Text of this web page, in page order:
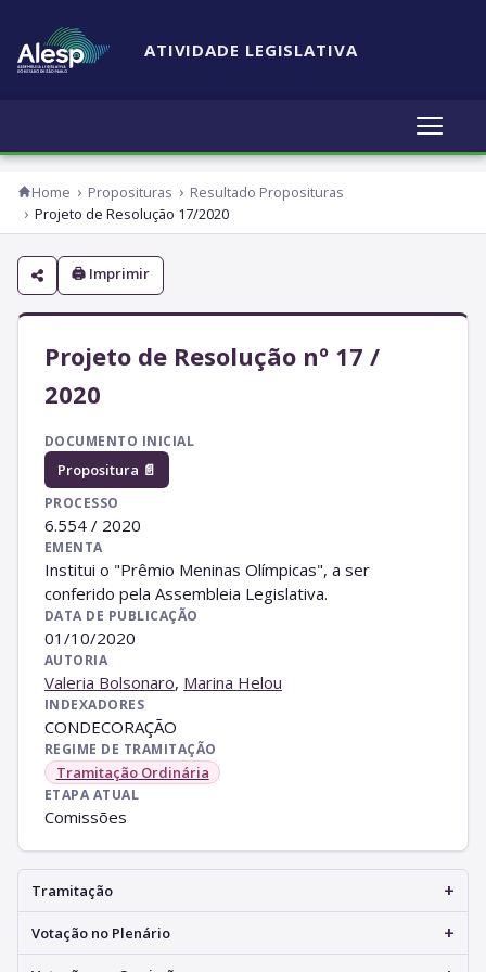
ATIVIDADE LEGISLATIVA
Home Proposituras
Resultado Proposituras
Projeto de Resolução 17/2020
🖨 Imprimir
Projeto de Resolução nº 17 /
2020
DOCUMENTO INICIAL
Propositura 📄
PROCESSO
6.554 / 2020
EMENTA
Institui o "Prêmio Meninas Olímpicas", a ser
conferido pela Assembleia Legislativa.
DATA DE PUBLICAÇÃO
01/10/2020
AUTORIA
Valeria Bolsonaro, Marina Helou
INDEXADORES
CONDECORAÇÃO
REGIME DE TRAMITAÇÃO
Tramitação Ordinária
ETAPA ATUAL
Comissões
Tramitação +
Votação no Plenário +